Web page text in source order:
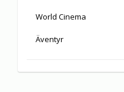
World Cinema
Äventyr